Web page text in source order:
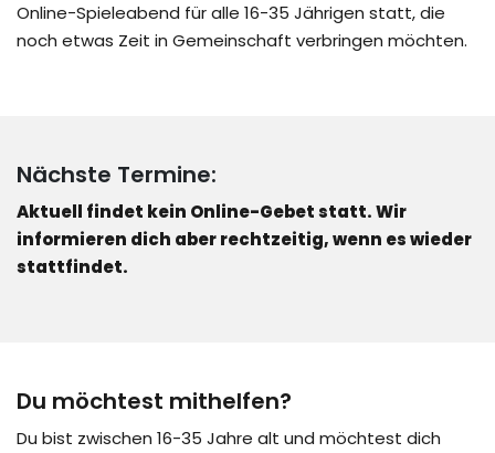
Online-Spieleabend für alle 16-35 Jährigen statt, die
noch etwas Zeit in Gemeinschaft verbringen möchten.
Nächste Termine:
Aktuell findet kein Online-Gebet statt. Wir
informieren dich aber rechtzeitig, wenn es wieder
stattfindet.
Du möchtest mithelfen?
Du bist zwischen 16-35 Jahre alt und möchtest dich